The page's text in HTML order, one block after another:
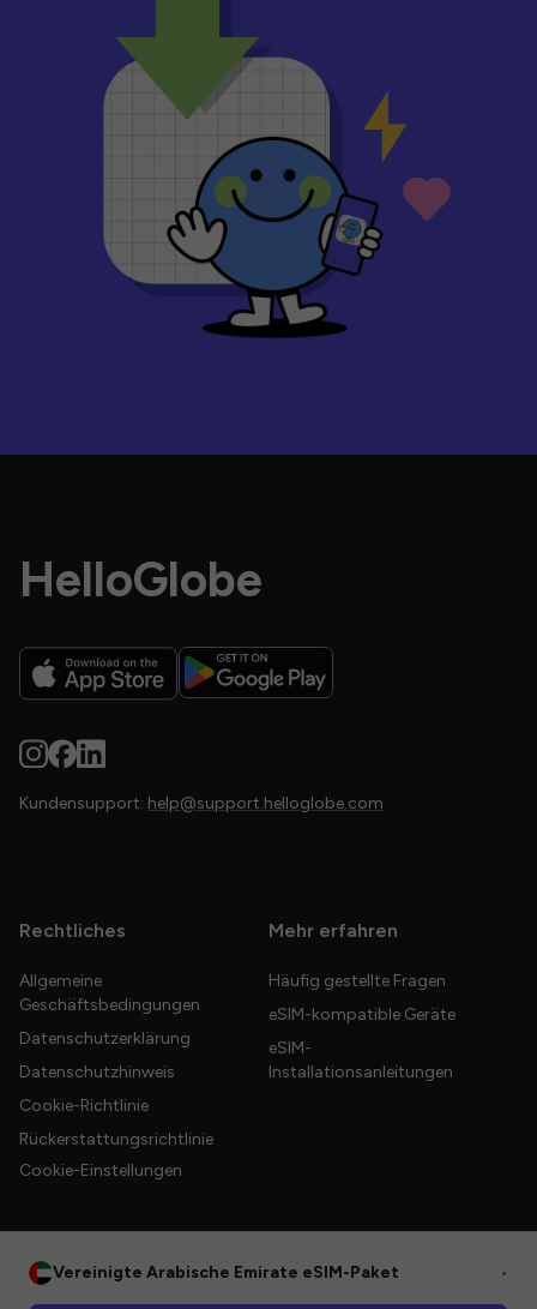
HelloGlobe
Kundensupport: help@support.helloglobe.com
Rechtliches
Allgemeine
Geschäftsbedingungen
Datenschutzerklärung
Datenschutzhinweis
Cookie-Richtlinie
Rückerstattungsrichtlinie
Cookie-Einstellungen
Mehr erfahren
Häufig gestellte Fragen
eSIM-kompatible Geräte
eSIM-
Installationsanleitungen
Vereinigte Arabische Emirate eSIM-Paket •